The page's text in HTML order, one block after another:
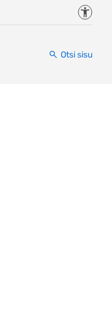
Otsi sisu